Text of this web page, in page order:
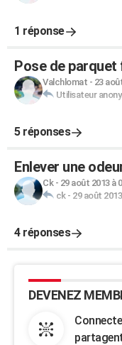
1 réponse
Pose de
Valchlomat - 23
Utilisateur
5 réponses
Enlever une
Ck- 29 août 2013 à
ck- 29 août
4 réponses
DEVENEZ